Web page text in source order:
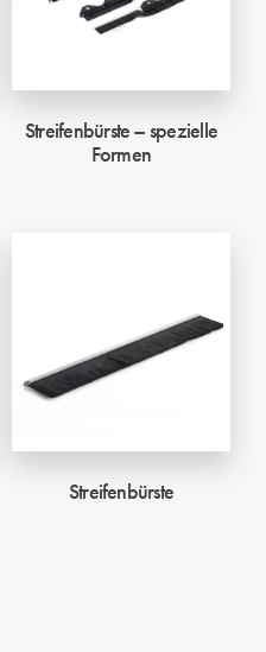
Streifenbürste – spezielle
Formen
Streifenbürste